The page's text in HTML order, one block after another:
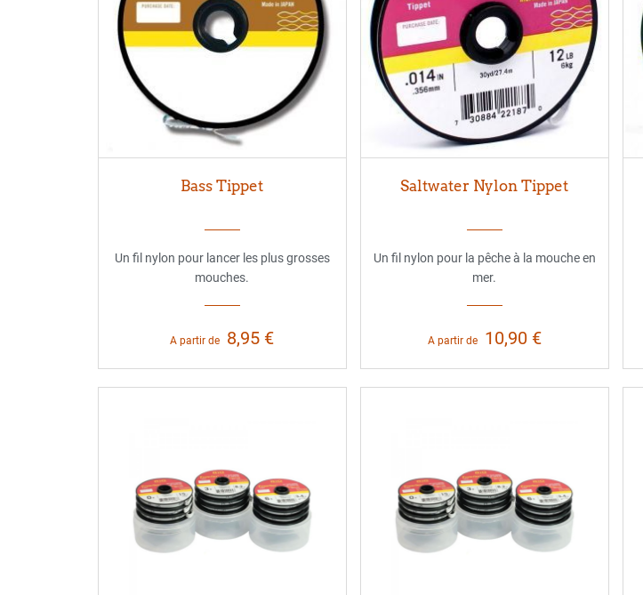
Bass Tippet
Un fil nylon pour lancer les plus grosses
mouches.
A partir de 8,95 €
Saltwater Nylon Tippet
Un fil nylon pour la pêche à la mouche en
mer.
A partir de 10,90 €